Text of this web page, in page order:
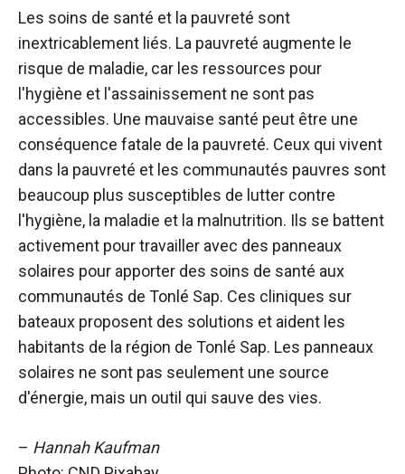
Les soins de santé et la pauvreté sont
inextricablement liés. La pauvreté augmente le
risque de maladie, car les ressources pour
l'hygiène et l'assainissement ne sont pas
accessibles. Une mauvaise santé peut être une
conséquence fatale de la pauvreté. Ceux qui vivent
dans la pauvreté et les communautés pauvres sont
beaucoup plus susceptibles de lutter contre
l'hygiène, la maladie et la malnutrition. Ils se battent
activement pour travailler avec des panneaux
solaires pour apporter des soins de santé aux
communautés de Tonlé Sap. Ces cliniques sur
bateaux proposent des solutions et aident les
habitants de la région de Tonlé Sap. Les panneaux
solaires ne sont pas seulement une source
d'énergie, mais un outil qui sauve des vies.
– Hannah Kaufman